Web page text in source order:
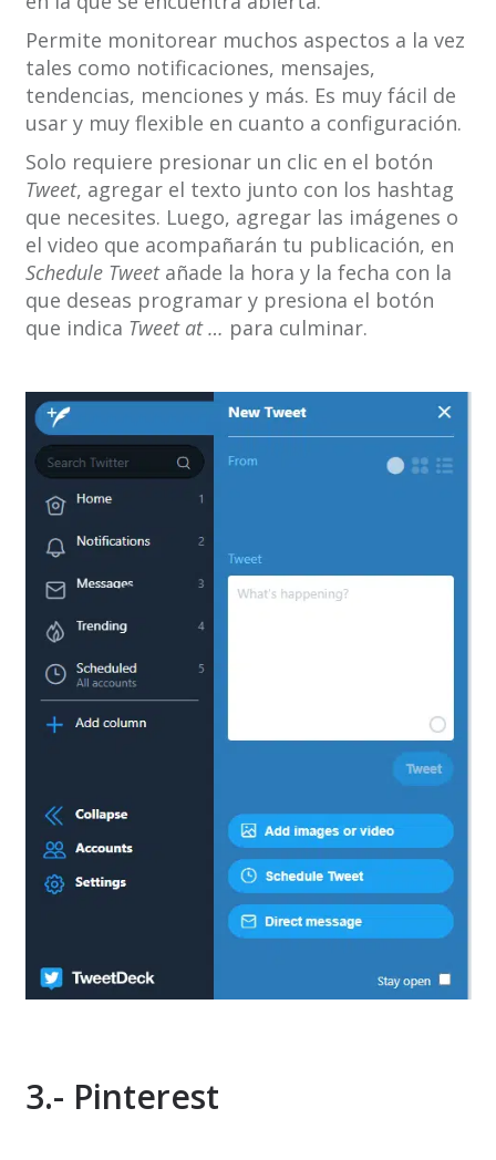
Permite monitorear muchos aspectos a la vez
tales como notificaciones, mensajes,
tendencias, menciones y más. Es muy fácil de
usar y muy flexible en cuanto a configuración.
Solo requiere presionar un clic en el botón
Tweet, agregar el texto junto con los hashtag
que necesites. Luego, agregar las imágenes o
el video que acompañarán tu publicación, en
Schedule Tweetañade la hora y la fecha con la
que deseas programar y presiona el botón
que indica Tweet at … para culminar.
3.- Pinterest